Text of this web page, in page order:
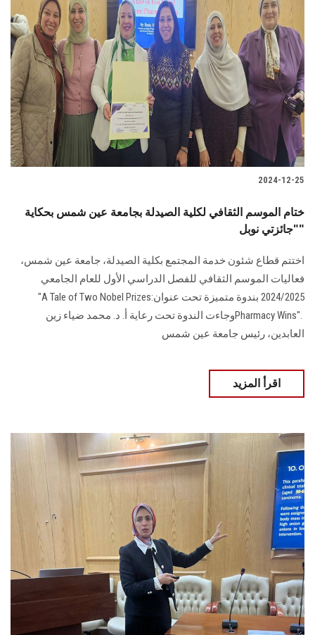
2024-12-25
ختام الموسم الثقافي لكلية الصيدلة بجامعة عين شمس بحكاية
"جائزتي نوبل"
اختتم قطاع شئون خدمة المجتمع بكلية الصيدلة، جامعة عين شمس،
فعاليات الموسم ‏الثقافي للفصل الدراسي الأول للعام الجامعي
2024/2025 بندوة متميزة تحت عنوان‎ "A Tale ‎of Two Nobel Prizes:
Pharmacy Wins". ‎وجاءت الندوة تحت رعاية أ. د. ‏محمد ضياء زين
العابدين، رئيس جامعة عين شمس
اقرأ المزيد